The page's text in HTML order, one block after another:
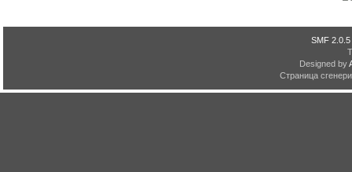
SMF 2.0.5
Designed by
Страница